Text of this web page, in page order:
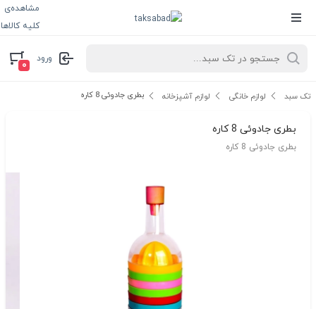
مشاهده‌ی
کلیه کالاها
ورود
۰
تک سبد لوازم خانگی لوازم آشپزخانه بطری جادوئی 8 کاره
بطری جادوئی 8 کاره
بطری جادوئی 8 کاره